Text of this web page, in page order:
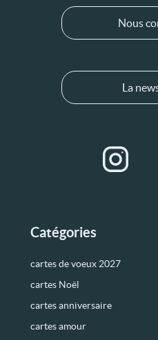
Catégories
cartes de voeux 2027
cartes Noël
cartes anniversaire
cartes amour
Nous
La